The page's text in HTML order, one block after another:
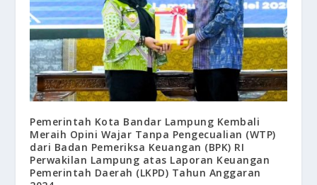
Pemerintah Kota Bandar Lampung Kembali
Meraih Opini Wajar Tanpa Pengecualian (WTP)
dari Badan Pemeriksa Keuangan (BPK) RI
Perwakilan Lampung atas Laporan Keuangan
Pemerintah Daerah (LKPD) Tahun Anggaran